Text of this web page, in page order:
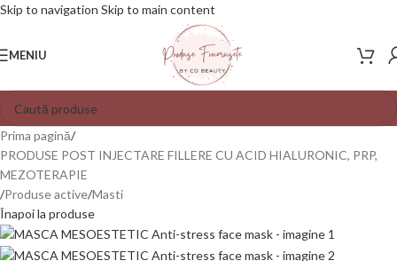
Skip to navigation Skip to main content
MENIU
Prima pagină/
PRODUSE POST INJECTARE FILLERE CU ACID HIALURONIC, PRP,
MEZOTERAPIE
/Produse active/Masti
Înapoi la produse